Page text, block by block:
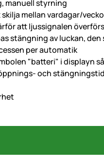
manuell styrning
mellan vardagar/
att ljussignalen
stängning av luckan, den
per automatik
"batteri" i displayn
och